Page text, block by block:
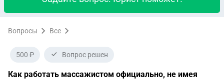
Вопросы Все
500 ₽ Вопрос решен
Как работать массажистом официально, не имея